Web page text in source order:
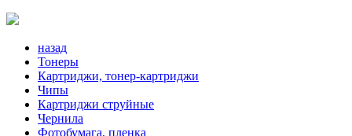
назад
Тонеры
Картриджи, тонер-картриджи
Чипы
Картриджи струйные
Чернила
Фотобумага, пленка